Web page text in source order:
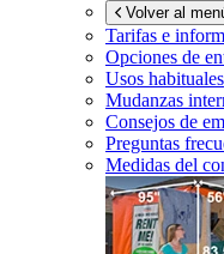
Volver al
Tarifas e
Opciones de
Usos habituales
Mudanzas
Consejos de
Preguntas
Medidas del